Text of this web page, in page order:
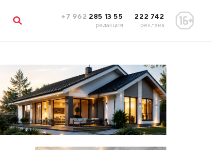
+7 962 285 13 55
редакция
222 742
реклама